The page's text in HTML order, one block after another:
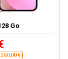
Go
260,00 €